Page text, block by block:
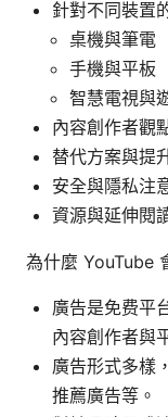
針對不同裝置
桌機與筆電
手機與平板
智慧電視與
內容創作者觀
替代方案與提
安全與隱私注
資源與延伸閱
為什麼 YouTube
廣告是免费平
內容創作者與
廣告形式多樣
推薦廣告等。